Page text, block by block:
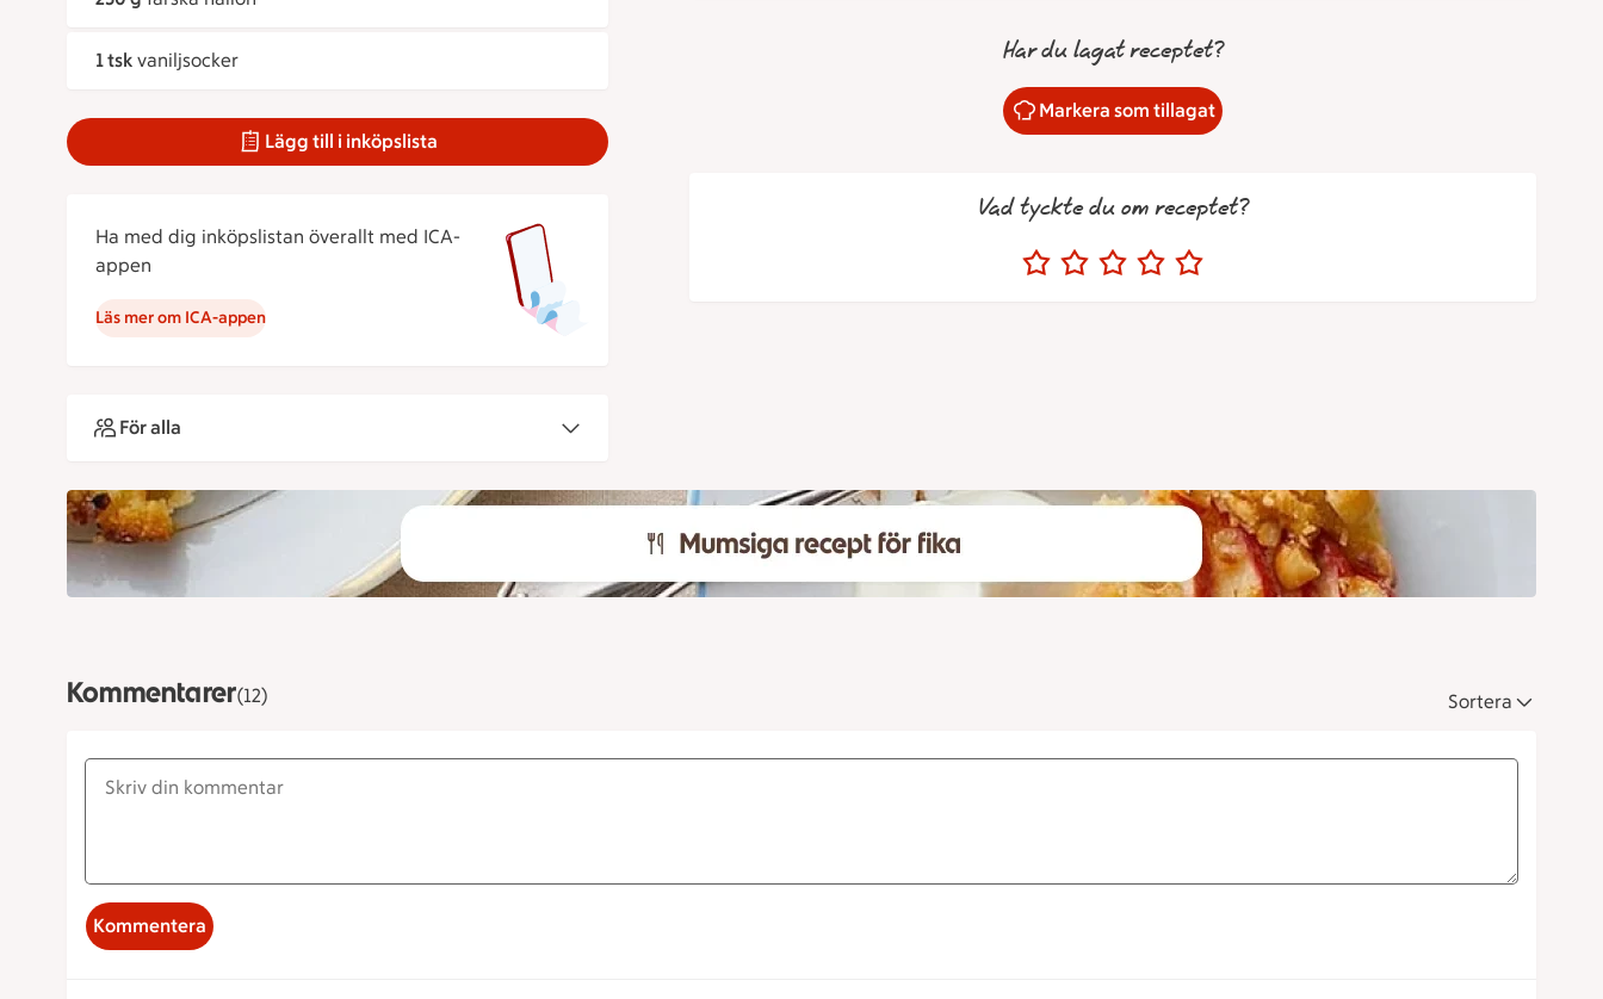
1 tsk vaniljsocker
Lägg till i inköpslista
Ha med dig inköpslistan överallt med ICA-
appen
Läs mer om ICA-appen
För alla
Har du lagat receptet?
Markera som tillagat
Vad tyckte du om receptet?
Kommentarer(12) Sortera
Kommentera